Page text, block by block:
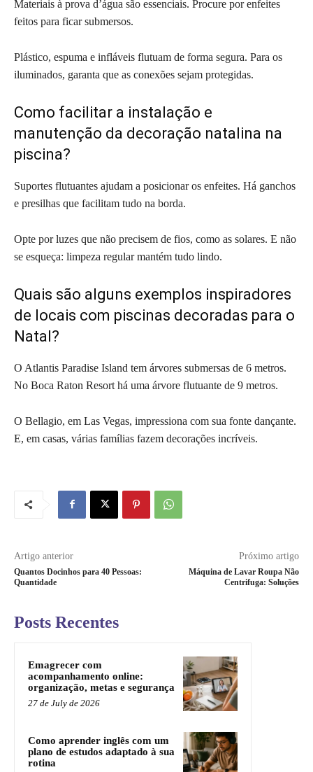
Materiais à prova d’água são essenciais. Procure por enfeites
feitos para ficar submersos.
Plástico, espuma e infláveis flutuam de forma segura. Para os
iluminados, garanta que as conexões sejam protegidas.
Como facilitar a instalação e
manutenção da decoração natalina na
piscina?
Suportes flutuantes ajudam a posicionar os enfeites. Há ganchos
e presilhas que facilitam tudo na borda.
Opte por luzes que não precisem de fios, como as solares. E não
se esqueça: limpeza regular mantém tudo lindo.
Quais são alguns exemplos inspiradores
de locais com piscinas decoradas para o
Natal?
O Atlantis Paradise Island tem árvores submersas de 6 metros.
No Boca Raton Resort há uma árvore flutuante de 9 metros.
O Bellagio, em Las Vegas, impressiona com sua fonte dançante.
E, em casas, várias famílias fazem decorações incríveis.
Artigo anterior
Quantos Docinhos para 40 Pessoas:
Quantidade
Próximo artigo
Máquina de Lavar Roupa Não
Centrifuga: Soluções
Posts Recentes
Emagrecer com
acompanhamento online:
organização, metas e segurança
27 de July de 2026
Como aprender inglês com um
plano de estudos adaptado à sua
rotina